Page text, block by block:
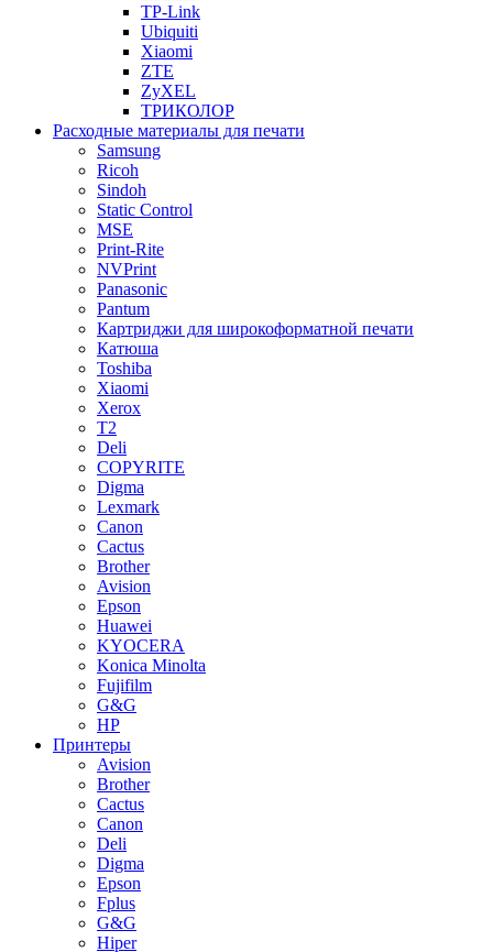
TP-Link
Ubiquiti
Xiaomi
ZTE
ZyXEL
ТРИКОЛОР
Расходные материалы для печати
Samsung
Ricoh
Sindoh
Static Control
MSE
Print-Rite
NVPrint
Panasonic
Pantum
Картриджи для широкоформатной печати
Катюша
Toshiba
Xiaomi
Xerox
T2
Deli
COPYRITE
Digma
Lexmark
Canon
Cactus
Brother
Avision
Epson
Huawei
KYOCERA
Konica Minolta
Fujifilm
G&G
HP
Принтеры
Avision
Brother
Cactus
Canon
Deli
Digma
Epson
Fplus
G&G
Hiper